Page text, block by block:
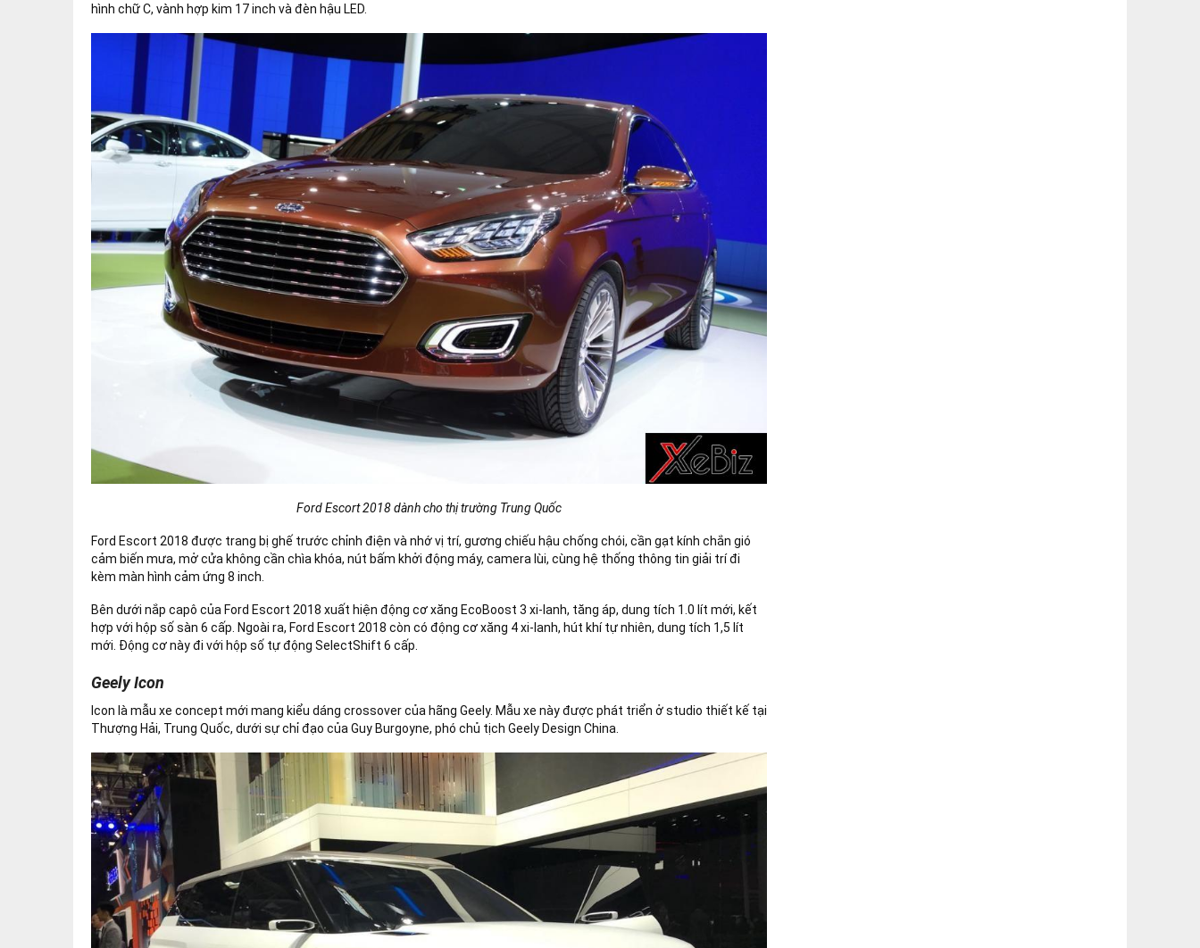
hình chữ C, vành hợp kim 17 inch và đèn hậu LED.
Ford Escort 2018 dành cho thị trường Trung Quốc
Ford Escort 2018 được trang bị ghế trước chỉnh điện và nhớ vị trí, gương chiếu hậu chống chói, cần gạt kính chắn gió
cảm biến mưa, mở cửa không cần chìa khóa, nút bấm khởi động máy, camera lùi, cùng hệ thống thông tin giải trí đi
kèm màn hình cảm ứng 8 inch.
Bên dưới nắp capô của Ford Escort 2018 xuất hiện động cơ xăng EcoBoost 3 xi-lanh, tăng áp, dung tích 1.0 lít mới, kết
hợp với hộp số sàn 6 cấp. Ngoài ra, Ford Escort 2018 còn có động cơ xăng 4 xi-lanh, hút khí tự nhiên, dung tích 1,5 lít
mới. Động cơ này đi với hộp số tự động SelectShift 6 cấp.
Geely Icon
Icon là mẫu xe concept mới mang kiểu dáng crossover của hãng Geely. Mẫu xe này được phát triển ở studio thiết kế tại
Thượng Hải, Trung Quốc, dưới sự chỉ đạo của Guy Burgoyne, phó chủ tịch Geely Design China.